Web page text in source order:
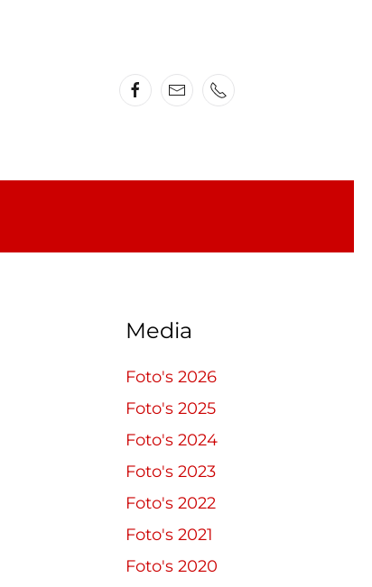
Media
Foto's 2026
Foto's 2025
Foto's 2024
Foto's 2023
Foto's 2022
Foto's 2021
Foto's 2020